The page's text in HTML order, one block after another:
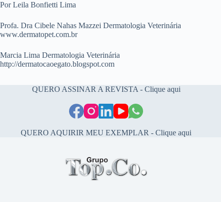
Por Leila Bonfietti Lima
Profa. Dra Cibele Nahas Mazzei Dermatologia Veterinária
www.dermatopet.com.br
Marcia Lima Dermatologia Veterinária
http://dermatocaoegato.blogspot.com
QUERO ASSINAR A REVISTA - Clique aqui
QUERO AQUIRIR MEU EXEMPLAR - Clique aqui